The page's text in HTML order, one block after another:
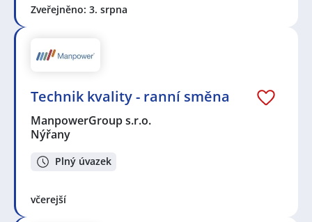
Zveřejněno: 3. srpna
Technik kvality - ranní směna
ManpowerGroup s.r.o.
Nýřany
Plný úvazek
včerejší